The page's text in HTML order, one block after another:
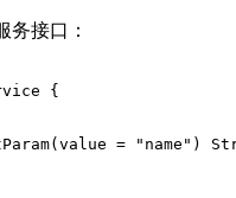
务接口：
{
= "name" )